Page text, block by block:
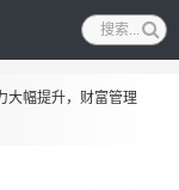
大幅提升，财富管理